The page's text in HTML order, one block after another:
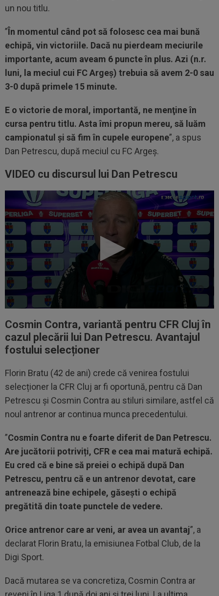
un nou titlu.
”În momentul când pot să folosesc cea mai bună
echipă, vin victoriile. Dacă nu pierdeam meciurile
importante, acum aveam 6 puncte în plus. Azi (n.r.
luni, la meciul cui FC Argeș) trebuia să avem 2-0 sau
3-0 după primele 15 minute.
E o victorie de moral, importantă, ne menţine în
cursa pentru titlu. Asta îmi propun mereu, să luăm
campionatul şi să fim în cupele europene”, a spus
Dan Petrescu, după meciul cu FC Argeș.
VIDEO cu discursul lui Dan Petrescu
Cosmin Contra, variantă pentru CFR Cluj în
cazul plecării lui Dan Petrescu. Avantajul
fostului selecționer
Florin Bratu (42 de ani) crede că venirea fostului
selecționer la CFR Cluj ar fi oportună, pentru că Dan
Petrescu și Cosmin Contra au stiluri similare, astfel că
noul antrenor ar continua munca precedentului.
”Cosmin Contra nu e foarte diferit de Dan Petrescu.
Are jucătorii potriviți, CFR e cea mai matură echipă.
Eu cred că e bine să preiei o echipă după Dan
Petrescu, pentru că e un antrenor devotat, care
antrenează bine echipele, găsești o echipă
pregătită din toate punctele de vedere.
Orice antrenor care ar veni, ar avea un avantaj”, a
declarat Florin Bratu, la emisiunea Fotbal Club, de la
Digi Sport.
Dacă mutarea se va concretiza, Cosmin Contra ar